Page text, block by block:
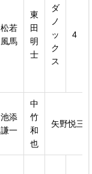
松若
風馬
東
田
明
士
ダ
ノ
ッ
ク
ス
4
池添
謙一
中
竹
和
也
矢野悦三